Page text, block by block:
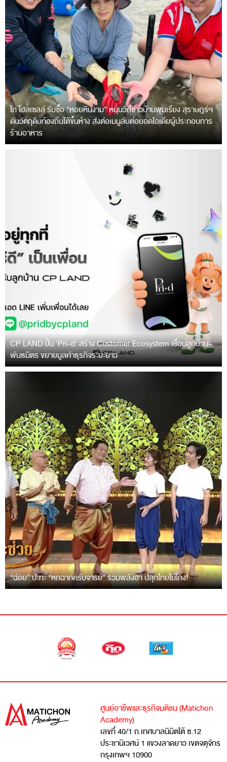
โก โฮลเซลล์ รับซื้อ “หอยหินงาม” หนุนวิถีชาวบ้านพุมเรียง สุราษฎร์ฯ
ดันวัตถุดิบท้องถิ่นใต้ขึ้นห้าง ส่งต่อเมนูลับต่อยอดไอเดียผู้ประกอบการ
ร้านอาหาร
CP LAND ปั้น ‘Pri-d’ สร้าง Customer Ecosystem เชื่อมลูกบ้าน-
พันธมิตร ขยายมูลค่าธุรกิจระยะยาว
“ฉ่อย” ปะทะ “หกฉากครับจารย์” รวมพลังฮา ปลุกไทยไม่โกง!
ศูนย์อาชีพและธุรกิจมติชน (Matichon
Academy)
เลขที่ 40/1 ถ.เทศบาลนิมิตใต้ ซ.12
ประชานิเวศน์ 1 แขวงลาดยาว เขตจตุจักร
กรุงเทพฯ 10900